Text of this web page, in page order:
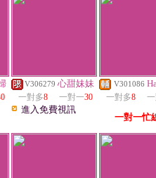
V306279 心甜妹妹
一對多8 一對一30
進入免費視訊
V301086
一對多8
一對一忙